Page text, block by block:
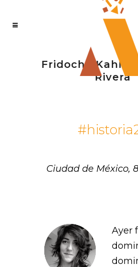
Fridocha Kahlo
Rivera
Ciudad de México,
Ayer